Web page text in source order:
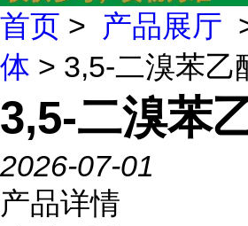
首页 > 产品展厅
体 > 3,5-二溴苯乙
3,5-二溴苯
2026-07-01
产品详情